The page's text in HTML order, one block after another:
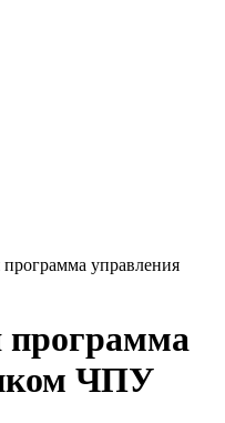
управления
программа
ЧПУ